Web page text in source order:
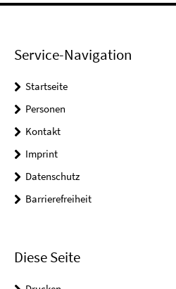
Service-Navigation
Startseite
Personen
Kontakt
Imprint
Datenschutz
Barrierefreiheit
Diese Seite